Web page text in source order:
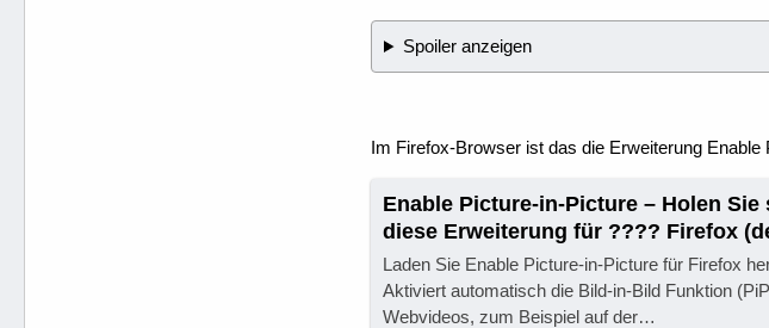
Spoiler anzeigen
Im Firefox-Browser ist das die Erweiterung Enable
Enable Picture-in-Picture – Holen Sie
diese Erweiterung für ???? Firefox
Laden Sie Enable Picture-in-Picture für Firefox
Aktiviert automatisch die Bild-in-Bild Funktion
Webvideos, zum Beispiel auf der…